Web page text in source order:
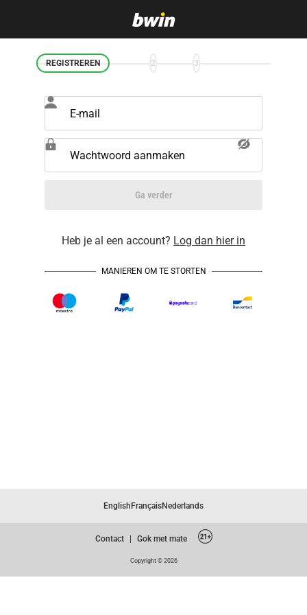
REGISTREREN 2 3
E-mail
Wachtwoord aanmaken
Ga verder
Heb je al een account? Log dan hier in
MANIEREN OM TE STORTEN
English FrançaisNederlands
Contact Gok met mate
Copyright © 2026